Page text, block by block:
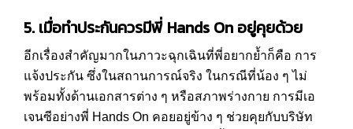
5. เมื่อทำประกันควรมีพี่ Hands On อยู่คุยด้วย
อีกเรื่องสำคัญมากในภาวะฉุกเฉินที่พี่อยากย้ำก็คือ การ
แจ้งประกัน ซึ่งในสถานการณ์จริง ในกรณีที่น้อง ๆ ไม่
พร้อมทั้งด้านเอกสารต่าง ๆ หรือสภาพร่างกาย การมีเอ
เจนซีอย่างพี่ Hands On คอยอยู่ข้าง ๆ ช่วยคุยกับบริษัท